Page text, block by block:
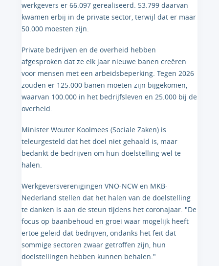
werkgevers er 66.097 gerealiseerd. 53.799 daarvan
kwamen erbij in de private sector, terwijl dat er maar
50.000 moesten zijn.
Private bedrijven en de overheid hebben
afgesproken dat ze elk jaar nieuwe banen creëren
voor mensen met een arbeidsbeperking. Tegen 2026
zouden er 125.000 banen moeten zijn bijgekomen,
waarvan 100.000 in het bedrijfsleven en 25.000 bij de
overheid.
Minister Wouter Koolmees (Sociale Zaken) is
teleurgesteld dat het doel niet gehaald is, maar
bedankt de bedrijven om hun doelstelling wel te
halen.
Werkgeversverenigingen VNO-NCW en MKB-
Nederland stellen dat het halen van de doelstelling
te danken is aan de steun tijdens het coronajaar. "De
focus op baanbehoud en groei waar mogelijk heeft
ertoe geleid dat bedrijven, ondanks het feit dat
sommige sectoren zwaar getroffen zijn, hun
doelstellingen hebben kunnen behalen."